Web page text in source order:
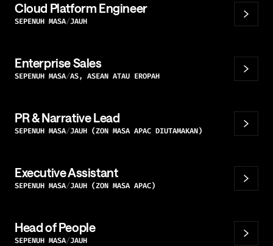
Cloud Platform Engineer
SEPENUH MASA JAUH
Enterprise Sales
SEPENUH MASA AS, ASEAN ATAU EROPAH
PR & Narrative Lead
SEPENUH MASA JAUH (ZON MASA APAC DIUTAMAKAN)
Executive Assistant
SEPENUH MASA JAUH (ZON MASA APAC)
Head of People
SEPENUH MASA JAUH